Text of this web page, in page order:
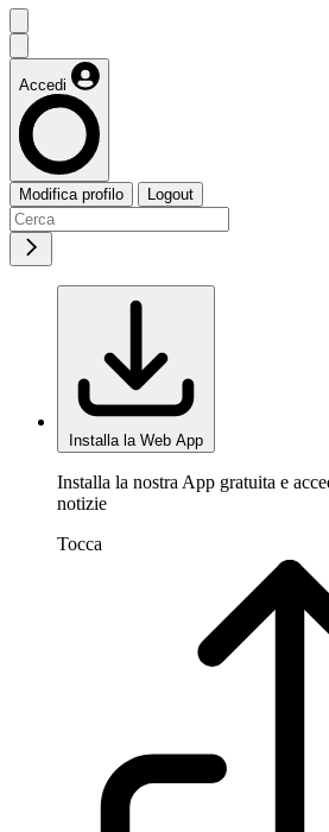
Accedi
Modifica profilo Logout
Installa la Web App
Installa la nostra App gratuita e
notizie
Tocca